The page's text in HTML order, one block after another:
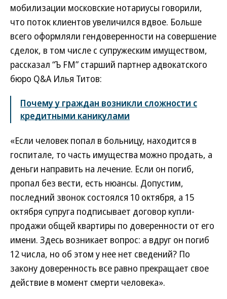
мобилизации московские нотариусы говорили,
что поток клиентов увеличился вдвое. Больше
всего оформляли гендоверенности на совершение
сделок, в том числе с супружеским имуществом,
рассказал “Ъ FM” старший партнер адвокатского
бюро Q&A Илья Титов:
Почему у граждан возникли сложности с
кредитными каникулами
«Если человек попал в больницу, находится в
госпитале, то часть имущества можно продать, а
деньги направить на лечение. Если он погиб,
пропал без вести, есть нюансы. Допустим,
последний звонок состоялся 10 октября, а 15
октября супруга подписывает договор купли-
продажи общей квартиры по доверенности от его
имени. Здесь возникает вопрос: а вдруг он погиб
12 числа, но об этом у нее нет сведений? По
закону доверенность все равно прекращает свое
действие в момент смерти человека».